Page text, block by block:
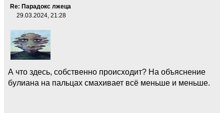
Re: Парадокс лжеца
29.03.2024, 21:28
А что здесь, собственно происходит? На объяснение
булиана на пальцах смахивает всё меньше и меньше.